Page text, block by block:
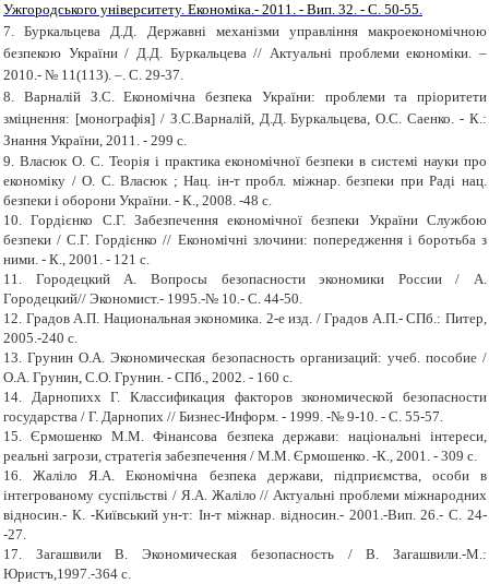
Ужгородського університету. Економіка.- 2011. - Вип. 32. - С. 50-55.
7.
Буркальцева Д.Д. Державні механізми управління макроекономічною
безпекою України / Д.Д. Буркальцева // Актуальні проблеми економіки. –
2010.- № 11(113). –. С. 29-37.
8. Варналій З.С. Економічна безпека України: проблеми та пріоритети
зміцнення: [монографія] / З.С.Варналій, Д.Д. Буркальцева, О.С. Саенко. - К.:
Знання України, 2011. - 299 с.
9. Власюк О. С. Теорія і практика економічної безпеки в системі науки про
економіку / О. С. Власюк ; Нац. ін-т пробл. міжнар. безпеки при Раді нац.
безпеки і оборони України. - К., 2008. -48 с.
10. Гордієнко С.Г. Забезпечення еконо­мічної безпеки України Службою
безпеки / С.Г. Гордієнко // Економічні злочини: попе­редження і боротьба з
ними. - К., 2001. - 121 с.
11.
Городецкий А. Вопросы безопасности экономики России / А.
Городецкий// Экономист.- 1995.-№ 10.- С. 44-50.
12. Градов А.П. Национальная экономика. 2-е изд. / Градов А.П.-СПб.: Питер,
2005.-240 с.
13. Грунин О.А. Экономическая безопасность организаций: учеб. пособие /
О.А. Грунин, С.О. Грунин. - СПб., 2002. - 160 с.
14. Дарнопихх Г. Классификация факторов зкономической безопасности
государства / Г. Дарнопих // Бизнес-Информ. - 1999. -№ 9-10. - С. 55-57.
15. Єрмошенко М.М. Фінансова безпе­ка держави: національні інтереси,
реальні за­грози, стратегія забезпечення / М.М. Єрмошенко. -К., 2001. - 309 с.
16.
Жаліло Я.А. Економічна безпека держави, підприємства, особи в
інтегрованому суспільстві / Я.А. Жаліло // Актуальні проблеми міжнародних
відносин.- К. -Київський ун-т: Ін-т міжнар. відносин.-2001.-Вип. 26.- С. 24-
-27.
17.
Загашвили В. Экономическая безопасность / В. Загашвили.-М.:
Юристъ,1997.-364 с.